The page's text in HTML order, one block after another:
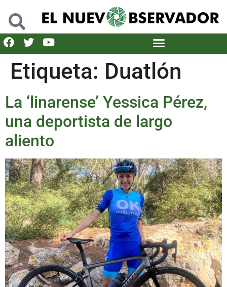
Etiqueta: Duatlón
La ‘linarense’ Yessica Pérez,
una deportista de largo
aliento